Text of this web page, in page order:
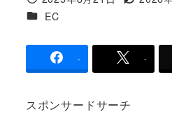
投稿日 更新日
カテゴリー
EC
- -
スポンサードサーチ